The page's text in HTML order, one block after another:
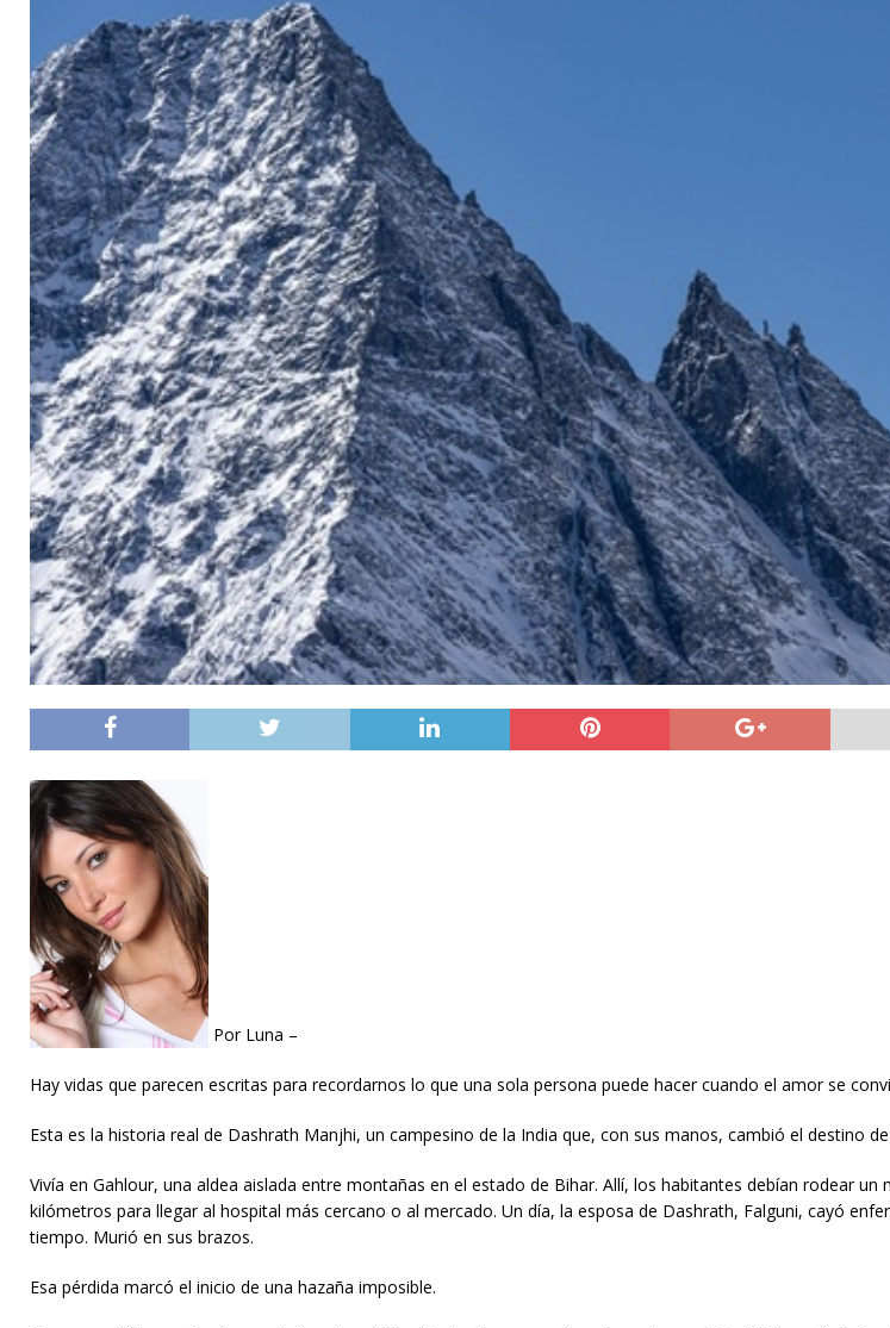
Por Luna –
Hay vidas que parecen escritas para recordarnos lo que una sola persona puede hacer cuando el amor se
Esta es la historia real de Dashrath Manjhi, un campesino de la India que, con sus manos, cambió el destino
Vivía en Gahlour, una aldea aislada entre montañas en el estado de Bihar. Allí, los habitantes debían rodear
kilómetros para llegar al hospital más cercano o al mercado. Un día, la esposa de Dashrath, Falguni, cayó
tiempo. Murió en sus brazos.
Esa pérdida marcó el inicio de una hazaña imposible.